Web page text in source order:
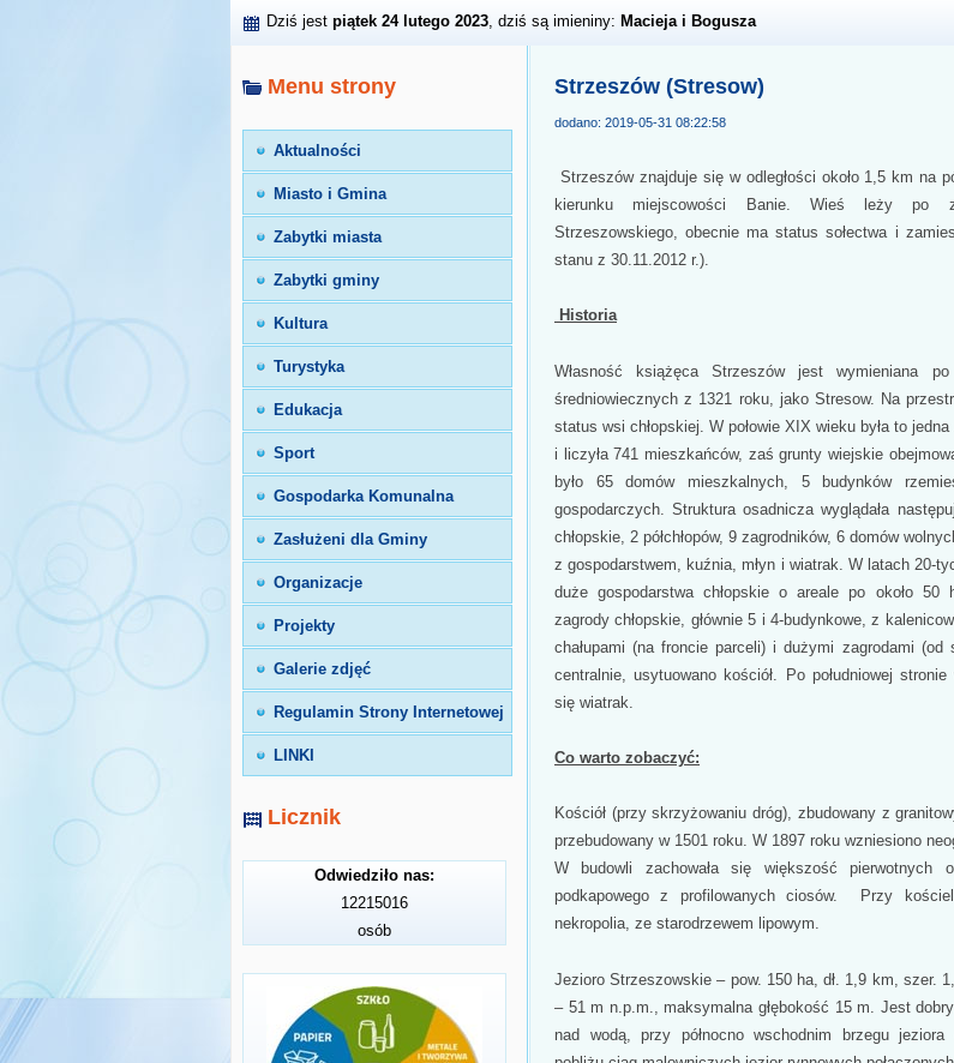
Dziś jest piątek 24 lutego 2023, dziś są imieniny: Macieja i Bogusza
Menu strony
Aktualności
Miasto i Gmina
Zabytki miasta
Zabytki gminy
Kultura
Turystyka
Edukacja
Sport
Gospodarka Komunalna
Zasłużeni dla Gminy
Organizacje
Projekty
Galerie zdjęć
Regulamin Strony Internetowej
LINKI
Licznik
Odwiedziło nas:
12215016
osób
Strzeszów (Stresow)
dodano: 2019-05-31 08:22:58
Strzeszów znajduje się w odległości około 1,5 km na
kierunku miejscowości Banie. Wieś leży po
Strzeszowskiego, obecnie ma status sołectwa i
stanu z 30.11.2012 r.).
Historia
Własność książęca Strzeszów jest wymieniana
średniowiecznych z 1321 roku, jako Stresow. Na
status wsi chłopskiej. W połowie XIX wieku była to
i liczyła 741 mieszkańców, zaś grunty wiejskie
było 65 domów mieszkalnych, 5 budynków
gospodarczych. Struktura osadnicza wyglądała
chłopskie, 2 półchłopów, 9 zagrodników, 6 domów
z gospodarstwem, kuźnia, młyn i wiatrak. W latach 20-
duże gospodarstwa chłopskie o areale po około 50
zagrody chłopskie, głównie 5 i 4-budynkowe, z
chałupami (na froncie parceli) i dużymi zagrodami (od
centralnie, usytuowano kościół. Po południowej
się wiatrak.
Co warto zobaczyć:
Kościół (przy skrzyżowaniu dróg), zbudowany z
przebudowany w 1501 roku. W 1897 roku wzniesiono
W budowli zachowała się większość pierwotnych
podkapowego z profilowanych ciosów. Przy
nekropolia, ze starodrzewem lipowym.
Jezioro Strzeszowskie – pow. 150 ha, dł. 1,9 km, szer.
– 51 m n.p.m., maksymalna głębokość 15 m. Jest
nad wodą, przy północno wschodnim brzegu